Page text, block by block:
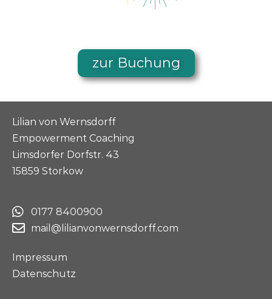
zur Buchung
Lilian von Wernsdorff
Empowerment Coaching
Limsdorfer Dorfstr. 43
15859 Storkow
0177 8400900
mail@lilianvonwernsdorff.com
Impressum
Datenschutz